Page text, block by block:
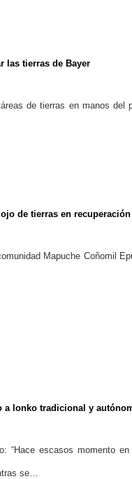
las tierras de Bayer
de tierras en manos del
de tierras en recuperación
Mapuche Coñomil
lonko tradicional y
“Hace escasos momento
se…